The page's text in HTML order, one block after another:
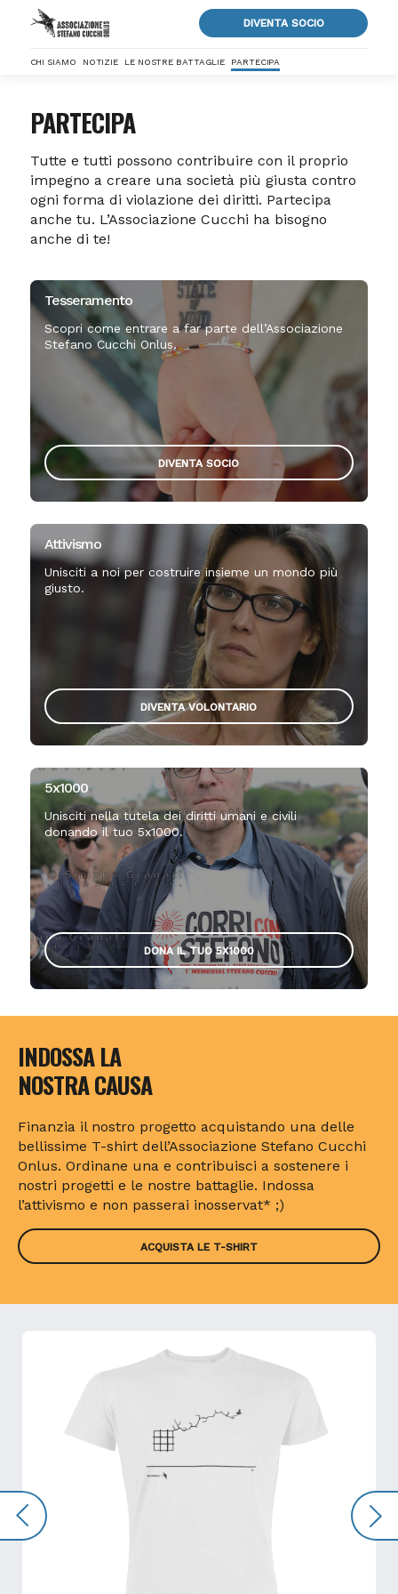
DIVENTA SOCIO
CHI SIAMO NOTIZIE LE NOSTRE BATTAGLIE PARTECIPA
PARTECIPA
Tutte e tutti possono contribuire con il proprio
impegno a creare una società più giusta contro
ogni forma di violazione dei diritti. Partecipa
anche tu. L’Associazione Cucchi ha bisogno
anche di te!
Tesseramento
Scopri come entrare a far parte dell’Associazione
Stefano Cucchi Onlus.
DIVENTA SOCIO
Attivismo
Unisciti a noi per costruire insieme un mondo più
giusto.
DIVENTA VOLONTARIO
5x1000
Unisciti nella tutela dei diritti umani e civili
donando il tuo 5x1000.
DONA IL TUO 5X1000
INDOSSA LA
NOSTRA CAUSA
Finanzia il nostro progetto acquistando una delle
bellissime T-shirt dell’Associazione Stefano Cucchi
Onlus. Ordinane una e contribuisci a sostenere i
nostri progetti e le nostre battaglie. Indossa
l’attivismo e non passerai inosservat* ;)
ACQUISTA LE T-SHIRT